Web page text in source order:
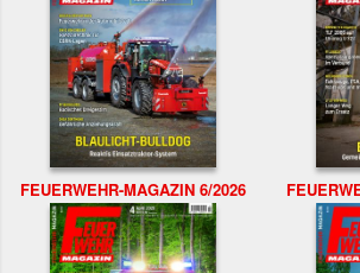
FEUERWEHR-MAGAZIN 6/2026